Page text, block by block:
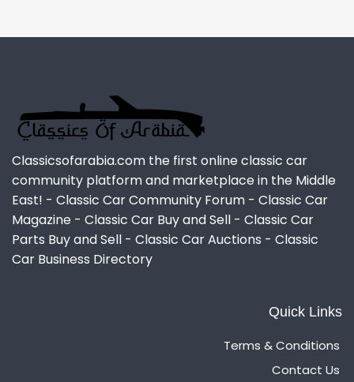
Classicsofarabia.com the first online classic car
community platform and marketplace in the Middle
East! - Classic Car Community Forum - Classic Car
Magazine - Classic Car Buy and Sell - Classic Car
Parts Buy and Sell - Classic Car Auctions - Classic
Car Business Directory
Quick Links
Terms & Conditions
Contact Us